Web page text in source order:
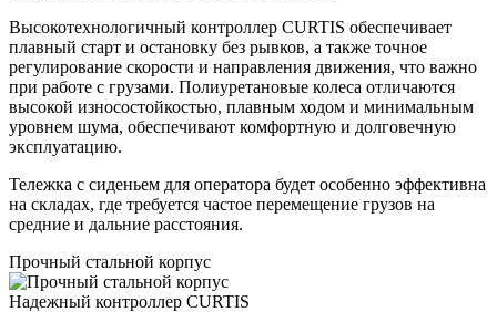
Высокотехнологичный контроллер CURTIS обеспечивает
плавный старт и остановку без рывков, а также точное
регулирование скорости и направления движения, что важно
при работе с грузами. Полиуретановые колеса отличаются
высокой износостойкостью, плавным ходом и минимальным
уровнем шума, обеспечивают комфортную и долговечную
эксплуатацию.
Тележка с сиденьем для оператора будет особенно эффективна
на складах, где требуется частое перемещение грузов на
средние и дальние расстояния.
Прочный стальной корпус
Надежный контроллер CURTIS